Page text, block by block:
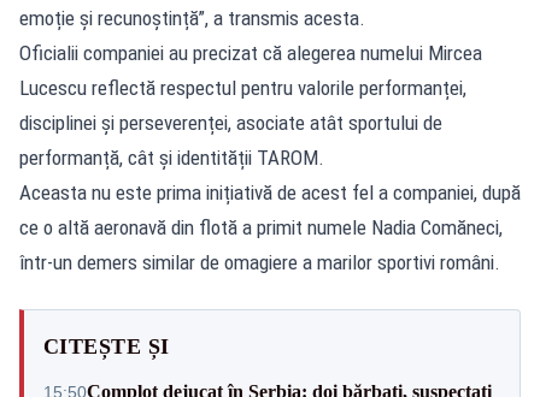
emoție și recunoștință”, a transmis acesta.
Oficialii companiei au precizat că alegerea numelui Mircea
Lucescu reflectă respectul pentru valorile performanței,
disciplinei și perseverenței, asociate atât sportului de
performanță, cât și identității TAROM.
Aceasta nu este prima inițiativă de acest fel a companiei, după
ce o altă aeronavă din flotă a primit numele Nadia Comăneci,
într-un demers similar de omagiere a marilor sportivi români.
CITEȘTE ȘI
15:50Complot dejucat în Serbia: doi bărbați, suspectați